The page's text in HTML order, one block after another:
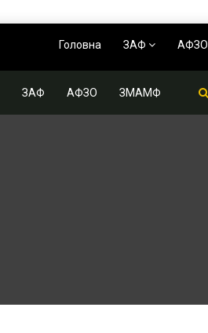
Головна ЗАФ АФЗО
ЗАФ АФЗО ЗМАМФ